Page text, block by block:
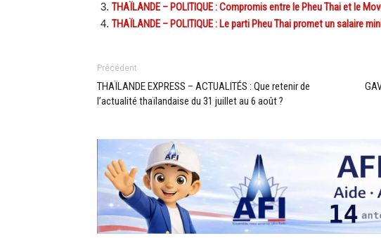
THAÏLANDE – POLITIQUE : Compromis entre le Pheu Thai et le
THAÏLANDE – POLITIQUE : Le parti Pheu Thai promet un salaire
Précédent
THAÏLANDE EXPRESS – ACTUALITÉS : Que retenir de
l’actualité thaïlandaise du 31 juillet au 6 août ?